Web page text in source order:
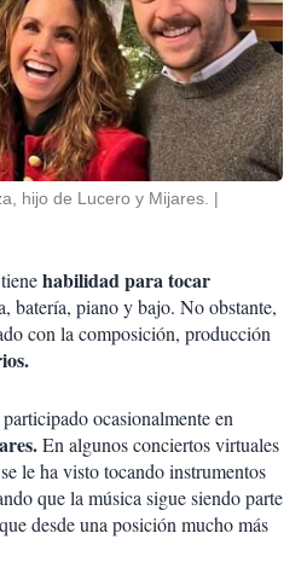
hijo de Lucero y Mijares.
habilidad para tocar
batería, piano y bajo. No obstante,
con la composición, producción
.
ocasionalmente en
En algunos conciertos virtuales
le ha visto tocando instrumentos
que la música sigue siendo parte
desde una posición mucho más